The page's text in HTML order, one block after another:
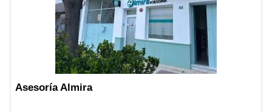
Asesoría Almira